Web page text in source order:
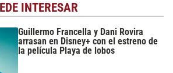
INTERESAR
Guillermo Francella y Dani Rovira
arrasan en Disney+ con el estreno de
la película Playa de lobos